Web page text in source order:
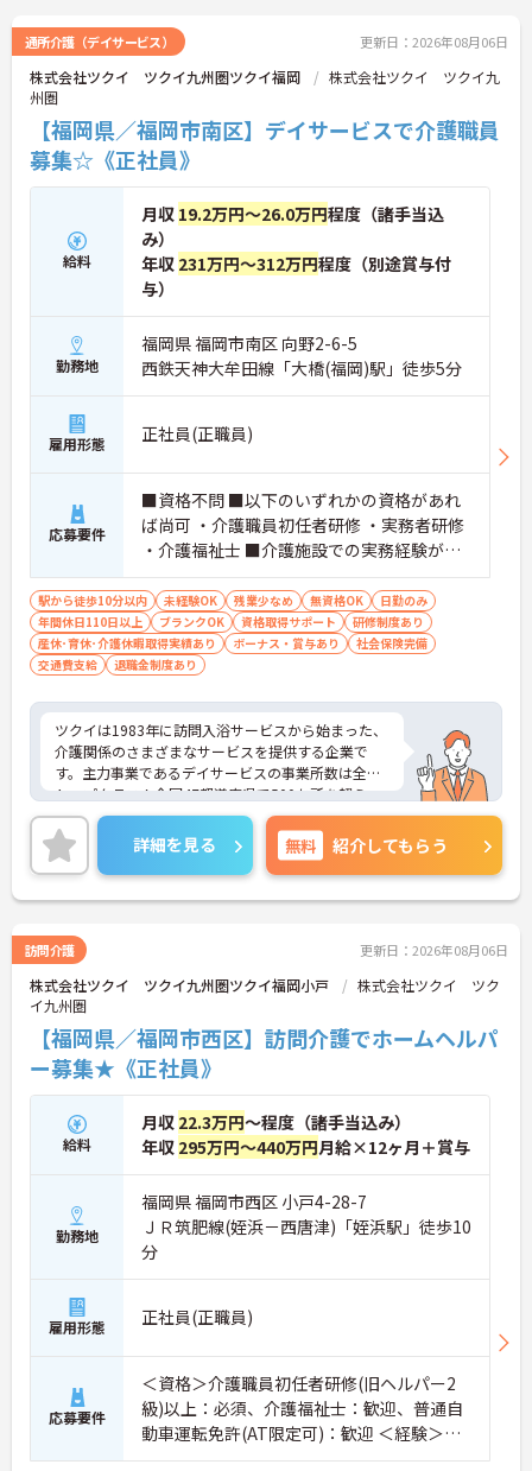
通所介護（デイサービス） 更新日：2026年08月06日
株式会社ツクイ ツクイ九州圏ツクイ福岡
株式会社ツクイ ツクイ九
州圏
【福岡県／福岡市南区】デイサービスで介護職員
募集☆《正社員》
給料
月収 19.2万円～26.0万円程度（諸手当込
み）
年収 231万円～312万円程度（別途賞与付
与）
勤務地
福岡県 福岡市南区 向野2-6-5
西鉄天神大牟田線「大橋(福岡)駅」徒歩5分
雇用形態 正社員(正職員)
応募要件
■資格不問 ■以下のいずれかの資格があれ
ば尚可 ・介護職員初任者研修 ・実務者研修
・介護福祉士 ■介護施設での実務経験があ
れば尚可 ■普通自動車運転免許（AT限定
可）必須
駅から徒歩10分以内 未経験OK 残業少なめ 無資格OK
日勤のみ
年間休日110日以上
ブランクOK 資格取得サポート
研修制度あり
産休･育休･介護休暇取得実績あり
ボーナス・賞与あり
社会保険完備
交通費支給
退職金制度あり
ツクイは1983年に訪問入浴サービスから始まった、
介護関係のさまざまなサービスを提供する企業で
す。主力事業であるデイサービスの事業所数は全国
トップクラス！全国47都道府県で500か所を超え、
お客様が住み慣れた地域で自分らしく最期まで暮ら
すことができるよう活動を行っています。また、福
利厚生の充実・活用に力を入れる企業として福利厚
生表彰・認証制度である「ハタラクエール」に2021
年に認証されています。
詳細を見る 無料 紹介してもらう
訪問介護 更新日：2026年08月06日
株式会社ツクイ ツクイ九州圏ツクイ福岡小戸
株式会社ツクイ ツク
イ九州圏
【福岡県／福岡市西区】訪問介護でホームヘルパ
ー募集★《正社員》
給料
月収 22.3万円～程度（諸手当込み）
年収 295万円～440万円月給×12ヶ月＋賞与
勤務地
福岡県 福岡市西区 小戸4-28-7
ＪＲ筑肥線(姪浜－西唐津)「姪浜駅」徒歩10
分
雇用形態 正社員(正職員)
応募要件
＜資格＞介護職員初任者研修(旧ヘルパー2
級)以上：必須、介護福祉士：歓迎、普通自
動車運転免許(AT限定可)：歓迎 ＜経験＞不
問